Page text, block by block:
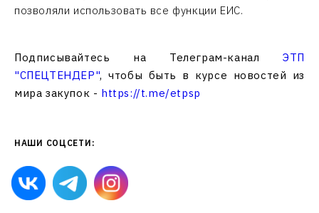
позволяли использовать все функции ЕИС.
Подписывайтесь на Телеграм-каналЭТП
"СПЕЦТЕНДЕР", чтобы быть в курсе новостей из
мира закупок - https://t.me/etpsp
НАШИ СОЦСЕТИ: